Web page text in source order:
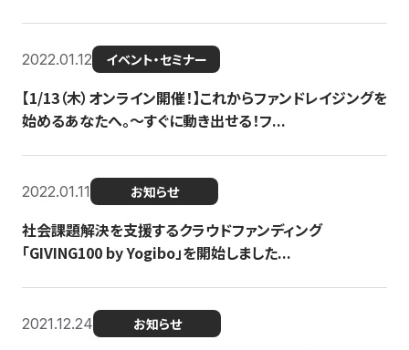
2022.01.12 イベント・セミナー
【1/13（木）オンライン開催！】これからファンドレイジングを
始めるあなたへ。〜すぐに動き出せる！フ...
2022.01.11 お知らせ
社会課題解決を支援するクラウドファンディング
「GIVING100 by Yogibo」を開始しました...
2021.12.24 お知らせ